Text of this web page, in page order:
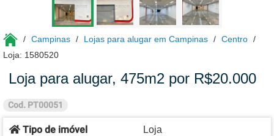
Campinas Lojas para alugar em Campinas
Centro
Loja: 1580520
Loja para alugar, 475m2 por R$20.000
Cod. PT00051
Tipo de imóvel Loja